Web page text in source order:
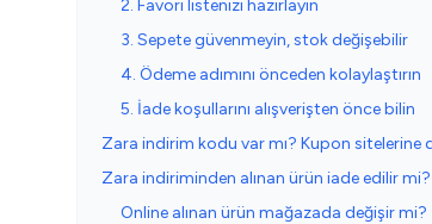
2. Favori listenizi hazırlayın
3. Sepete güvenmeyin, stok değişebilir
4. Ödeme adımını önceden kolaylaştırın
5. İade koşullarını alışverişten önce bilin
Zara indirim kodu var mı? Kupon sitelerine
Zara indiriminden alınan ürün iade edilir mi?
Online alınan ürün mağazada değişir mi?